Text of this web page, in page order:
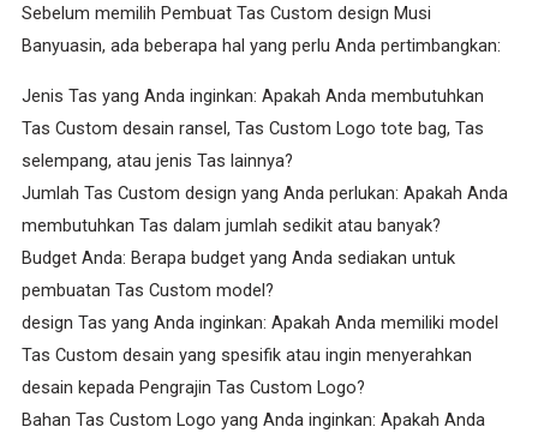
Sebelum memilih Pembuat Tas Custom design Musi
Banyuasin, ada beberapa hal yang perlu Anda pertimbangkan:
Jenis Tas yang Anda inginkan: Apakah Anda membutuhkan
Tas Custom desain ransel, Tas Custom Logo tote bag, Tas
selempang, atau jenis Tas lainnya?
Jumlah Tas Custom design yang Anda perlukan: Apakah Anda
membutuhkan Tas dalam jumlah sedikit atau banyak?
Budget Anda: Berapa budget yang Anda sediakan untuk
pembuatan Tas Custom model?
design Tas yang Anda inginkan: Apakah Anda memiliki model
Tas Custom desain yang spesifik atau ingin menyerahkan
desain kepada Pengrajin Tas Custom Logo?
Bahan Tas Custom Logo yang Anda inginkan: Apakah Anda